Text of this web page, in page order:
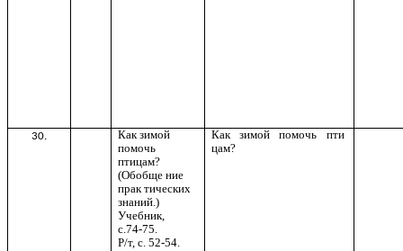
30.
Как зимой
помочь
птицам?
(Обобще ние
прак тических
знаний.)
Учебник,
с.74-75.
Р/т, с. 52-54.
Как зимой помочь пти
цам?